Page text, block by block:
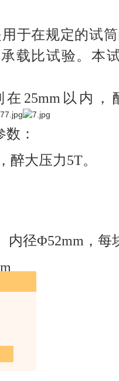
于在规定的试
载比试验。本试
以内，
：
醉大压力5T。
径Φ52mm，每